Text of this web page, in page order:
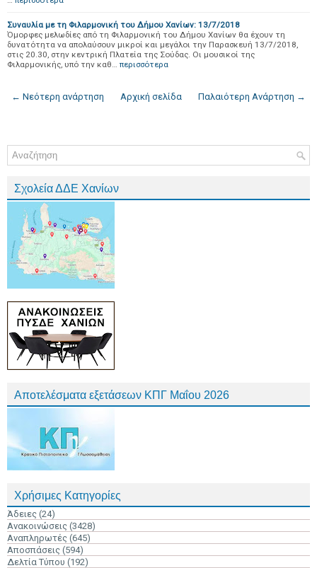
Συναυλία με τη Φιλαρμονική του Δήμου Χανίων: 13/7/2018
Όμορφες μελωδίες από τη Φιλαρμονική του Δήμου Χανίων θα έχουν τη
δυνατότητα να απολαύσουν μικροί και μεγάλοι την Παρασκευή 13/7/2018,
στις 20.30, στην κεντρική Πλατεία της Σούδας. Οι μουσικοί της
Φιλαρμονικής, υπό την καθ… περισσότερα
← Νεότερη ανάρτηση Παλαιότερη Ανάρτηση →
Αρχική σελίδα
Σχολεία ΔΔΕ Χανίων
Αποτελέσματα εξετάσεων ΚΠΓ Μαΐου 2026
Χρήσιμες Κατηγορίες
Άδειες (24)
Ανακοινώσεις (3428)
Αναπληρωτές (645)
Αποσπάσεις (594)
Δελτία Τύπου (192)